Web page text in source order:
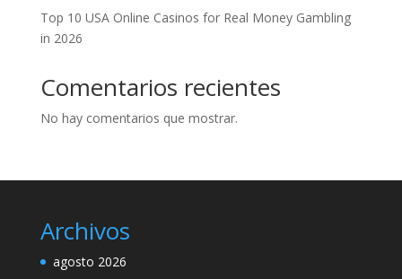
Top 10 USA Online Casinos for Real Money Gambling
in 2026
Comentarios recientes
No hay comentarios que mostrar.
Archivos
agosto 2026